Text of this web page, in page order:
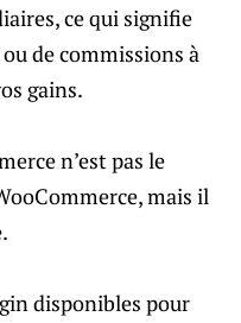
ce qui signifie
de commissions à
gains.
n’est pas le
mais il
disponibles pour